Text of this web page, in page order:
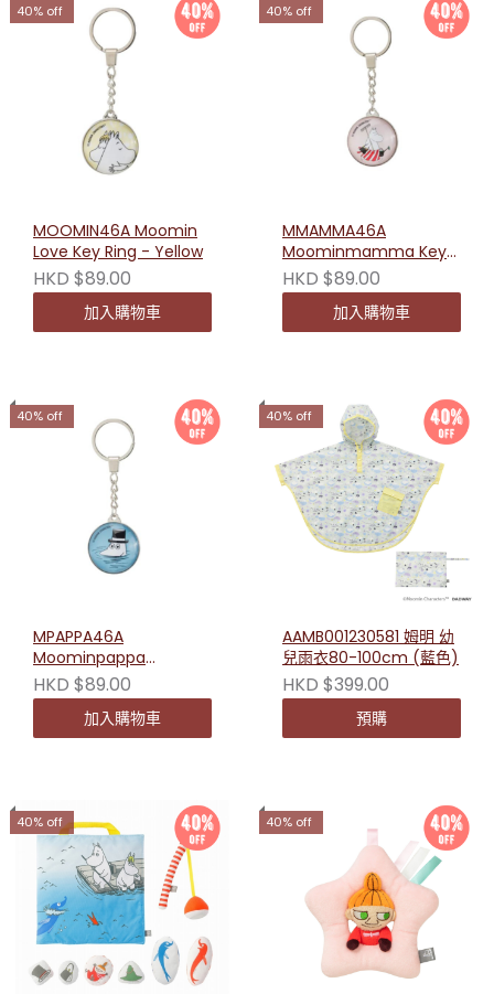
40% off
MOOMIN46A Moomin
Love Key Ring - Yellow
HKD $89.00
加入購物車
40% off
MMAMMA46A
Moominmamma Key
Ring - Pink
HKD $89.00
加入購物車
40% off
MPAPPA46A
Moominpappa
Swimming Key Ring -
Blue
HKD $89.00
加入購物車
40% off
AAMB001230581 姆明 幼
兒雨衣80-100cm (藍色)
HKD $399.00
預購
40% off 40% off